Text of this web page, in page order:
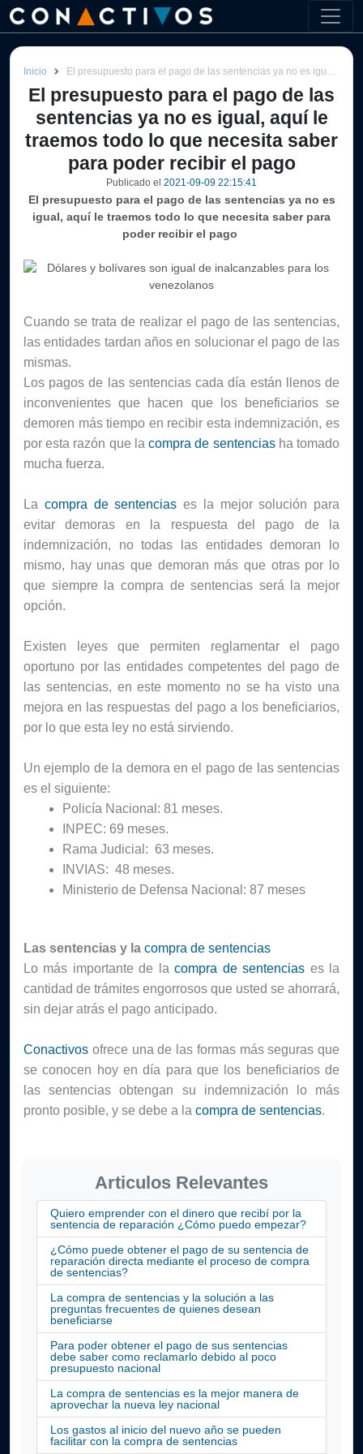
Inicio El presupuesto para el pago de las sentencias ya no es igual, aquí le traemos todo lo que necesita saber para poder recibir el pago
El presupuesto para el pago de las
sentencias ya no es igual, aquí le
traemos todo lo que necesita saber
para poder recibir el pago
Publicado el 2021-09-09 22:15:41
El presupuesto para el pago de las sentencias ya no es
igual, aquí le traemos todo lo que necesita saber para
poder recibir el pago
Cuando se trata de realizar el pago de las sentencias,
las entidades tardan años en solucionar el pago de las
mismas.
Los pagos de las sentencias cada día están llenos de
inconvenientes que hacen que los beneficiarios se
demoren más tiempo en recibir esta indemnización, es
por esta razón que la compra de sentencias ha tomado
mucha fuerza.
La compra de sentencias es la mejor solución para
evitar demoras en la respuesta del pago de la
indemnización, no todas las entidades demoran lo
mismo, hay unas que demoran más que otras por lo
que siempre la compra de sentencias será la mejor
opción.
Existen leyes que permiten reglamentar el pago
oportuno por las entidades competentes del pago de
las sentencias, en este momento no se ha visto una
mejora en las respuestas del pago a los beneficiarios,
por lo que esta ley no está sirviendo.
Un ejemplo de la demora en el pago de las sentencias
es el siguiente:
Policía Nacional: 81 meses.
INPEC: 69 meses.
Rama Judicial:  63 meses.
INVIAS:  48 meses.
Ministerio de Defensa Nacional: 87 meses
Las sentencias y la compra de sentencias
Lo más importante de la compra de sentencias es la
cantidad de trámites engorrosos que usted se ahorrará,
sin dejar atrás el pago anticipado.
Conactivos ofrece una de las formas más seguras que
se conocen hoy en día para que los beneficiarios de
las sentencias obtengan su indemnización lo más
pronto posible, y se debe a la compra de sentencias.
Articulos Relevantes
Quiero emprender con el dinero que recibí por la
sentencia de reparación ¿Cómo puedo empezar?
¿Cómo puede obtener el pago de su sentencia de
reparación directa mediante el proceso de compra
de sentencias?
La compra de sentencias y la solución a las
preguntas frecuentes de quienes desean
beneficiarse
Para poder obtener el pago de sus sentencias
debe saber como reclamarlo debido al poco
presupuesto nacional
La compra de sentencias es la mejor manera de
aprovechar la nueva ley nacional
Los gastos al inicio del nuevo año se pueden
facilitar con la compra de sentencias